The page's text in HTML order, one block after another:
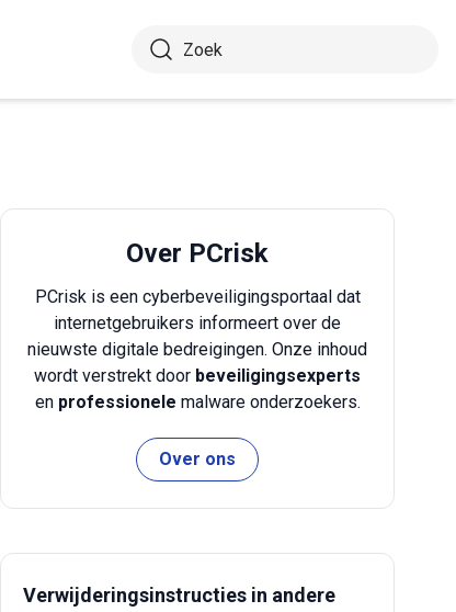
Over PCrisk
PCrisk is een cyberbeveiligingsportaal dat
internetgebruikers informeert over de
nieuwste digitale bedreigingen. Onze inhoud
wordt verstrekt door beveiligingsexperts
en professionele malware onderzoekers.
Over ons
Verwijderingsinstructies in andere